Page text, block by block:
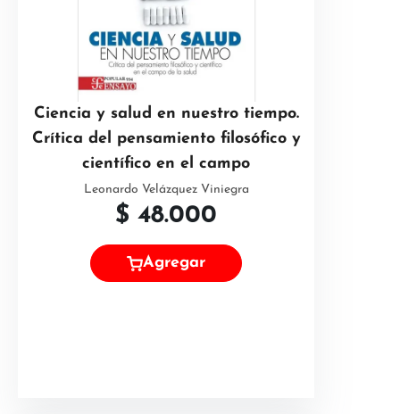
Ciencia y salud en nuestro tiempo.
Crítica del pensamiento filosófico y
científico en el campo
Leonardo Velázquez Viniegra
$ 48.000
Agregar